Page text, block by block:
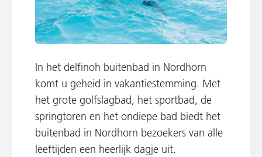
In het delfinoh buitenbad in Nordhorn
komt u geheid in vakantiestemming. Met
het grote golfslagbad, het sportbad, de
springtoren en het ondiepe bad biedt het
buitenbad in Nordhorn bezoekers van alle
leeftijden een heerlijk dagje uit.